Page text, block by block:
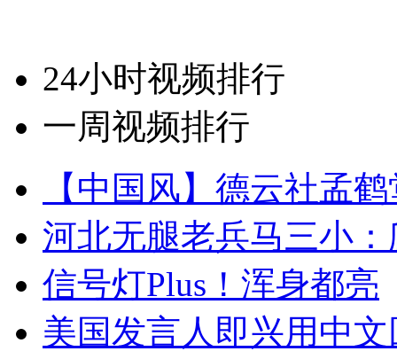
24小时视频排行
一周视频排行
【中国风】德云社孟
河北无腿老兵马三小
信号灯Plus！浑身都亮
美国发言人即兴用中